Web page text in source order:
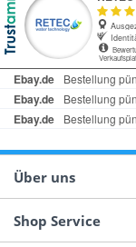
Über uns
Shop Service